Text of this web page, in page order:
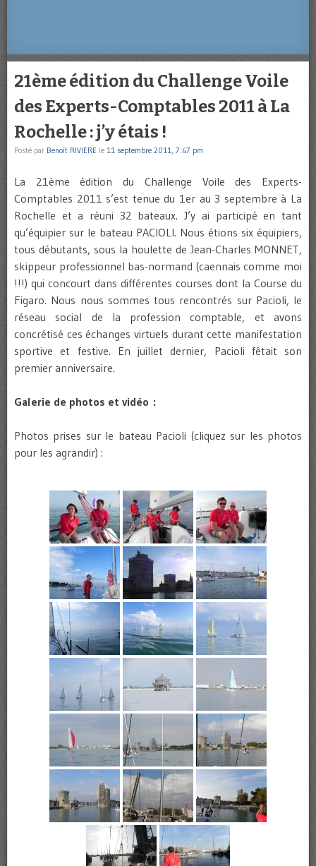
21ème édition du Challenge Voile
des Experts-Comptables 2011 à La
Rochelle : j’y étais !
Posté par Benoît RIVIERE le 11 septembre 2011, 7:47 pm
La 21ème édition du Challenge Voile des Experts-
Comptables 2011 s’est tenue du 1er au 3 septembre à La
Rochelle et a réuni 32 bateaux. J’y ai participé en tant
qu’équipier sur le bateau PACIOLI. Nous étions six équipiers,
tous débutants, sous la houlette de Jean-Charles MONNET,
skippeur professionnel bas-normand (caennais comme moi
!!!) qui concourt dans différentes courses dont la Course du
Figaro. Nous nous sommes tous rencontrés sur Pacioli, le
réseau social de la profession comptable, et avons
concrétisé ces échanges virtuels durant cette manifestation
sportive et festive. En juillet dernier, Pacioli fêtait son
premier anniversaire.
Galerie de photos et vidéo :
Photos prises sur le bateau Pacioli (cliquez sur les photos
pour les agrandir) :